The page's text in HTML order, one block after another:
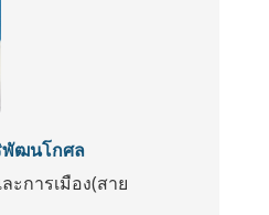
พัฒนโกศล
ะการเมือง(สาย